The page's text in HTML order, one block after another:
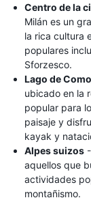
Centro de la
Milán es un
la rica cultura
populares
Sforzesco.
Lago de Como
ubicado en la
popular para
paisaje y
kayak y
Alpes suizos
aquellos que
actividades
montañismo.